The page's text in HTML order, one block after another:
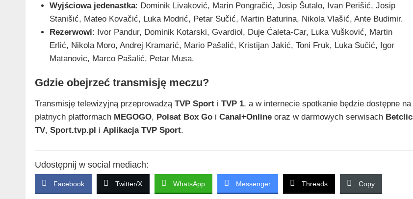
Wyjściowa jedenastka: Dominik Livaković, Marin Pongračić, Josip Šutalo, Ivan Perišić, Josip
Stanišić, Mateo Kovačić, Luka Modrić, Petar Sučić, Martin Baturina, Nikola Vlašić, Ante Budimir.
Rezerwowi: Ivor Pandur, Dominik Kotarski, Gvardiol, Duje Ćaleta-Car, Luka Vušković, Martin
Erlić, Nikola Moro, Andrej Kramarić, Mario Pašalić, Kristijan Jakić, Toni Fruk, Luka Sučić, Igor
Matanovic, Marco Pašalić, Petar Musa.
Gdzie obejrzeć transmisję meczu?
Transmisję telewizyjną przeprowadzą TVP Sporti TVP 1, a w internecie spotkanie będzie dostępne na
płatnych platformach MEGOGO, Polsat Box Goi Canal+Onlineoraz w darmowych serwisach Betclic
TV, Sport.tvp.pl i Aplikacja TVP Sport.
Udostępnij w social mediach:
Facebook Twitter/X WhatsApp Messenger Threads Copy